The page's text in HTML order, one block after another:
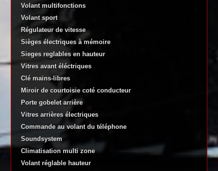
Volant multifonctions
Volant sport
Régulateur de vitesse
Sièges électriques à mémoire
Sieges reglables en hauteur
Vitres avant éléctriques
Clé mains-libres
Miroir de courtoisie coté conducteur
Porte gobelet arrière
Vitres arrières électriques
Commande au volant du téléphone
Soundsystem
Climatisation multi zone
Volant réglable hauteur